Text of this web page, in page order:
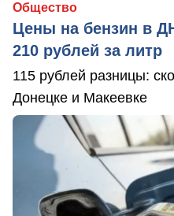
Общество
Цены на бензин в
210 рублей за литр
115 рублей разницы:
Донецке и Макеевке